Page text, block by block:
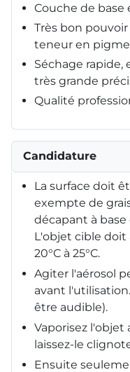
Couche de base
Très bon
teneur en
Séchage
très grande
Qualité
Candidature
La surface doit
exempte de
décapant à base
L'objet cible
20°C à 25°C.
Agiter l'aérosol
avant
être audible).
Vaporisez l'objet
laissez-le
Ensuite